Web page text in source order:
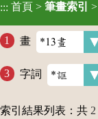
::: 首頁 > 筆畫索引 >
畫
字詞
索引結果列表：共 2